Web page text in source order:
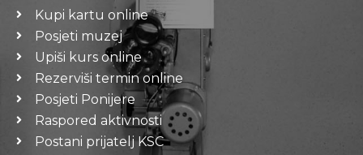
Kupi kartu online
Posjeti muzej
Upiši kurs online
Rezerviši termin online
Posjeti Ponijere
Raspored aktivnosti
Postani prijatelj KSC